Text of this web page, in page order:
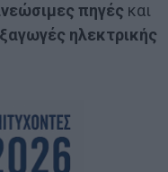
πηγές και
ηλεκτρικής